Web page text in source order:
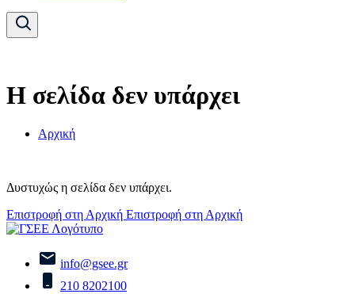
Η σελίδα δεν υπάρχει
Αρχική
Δυστυχώς η σελίδα δεν υπάρχει.
Επιστροφή στη Αρχική Επιστροφή στη Αρχική
info@gsee.gr
210 8202100